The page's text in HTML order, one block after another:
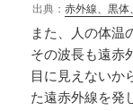
出典： 赤外線、黒
また、人の体温
その波長も遠赤
目に見えないか
た遠赤外線を発